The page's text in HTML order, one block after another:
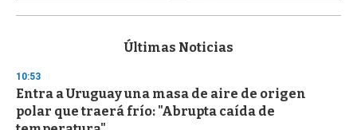
s
d
s
o
f
Últimas Noticias
10:53
Entra a Uruguay una masa de aire de origen
polar que traerá frío: "Abrupta caída de